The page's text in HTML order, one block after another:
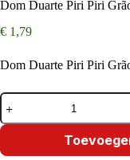
Dom Duarte Piri Piri
€ 1,79
Dom Duarte Piri Piri
Dom
Duarte
Piri
Grão